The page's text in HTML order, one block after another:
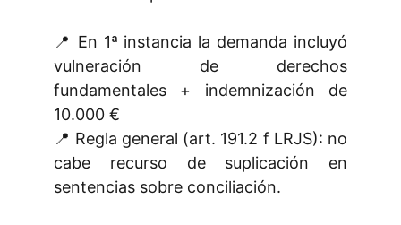
📍 En 1ª instancia la demanda incluyó
vulneración de derechos
fundamentales + indemnización de
10.000 €
📍 Regla general (art. 191.2 f LRJS): no
cabe recurso de suplicación en
sentencias sobre conciliación.